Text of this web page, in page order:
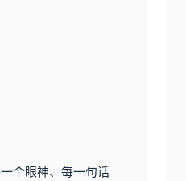
个眼神、每一句话